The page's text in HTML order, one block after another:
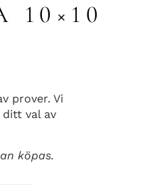
10×10
prover. Vi
val av
köpas.